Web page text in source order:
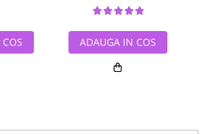
ADAUGA IN COS